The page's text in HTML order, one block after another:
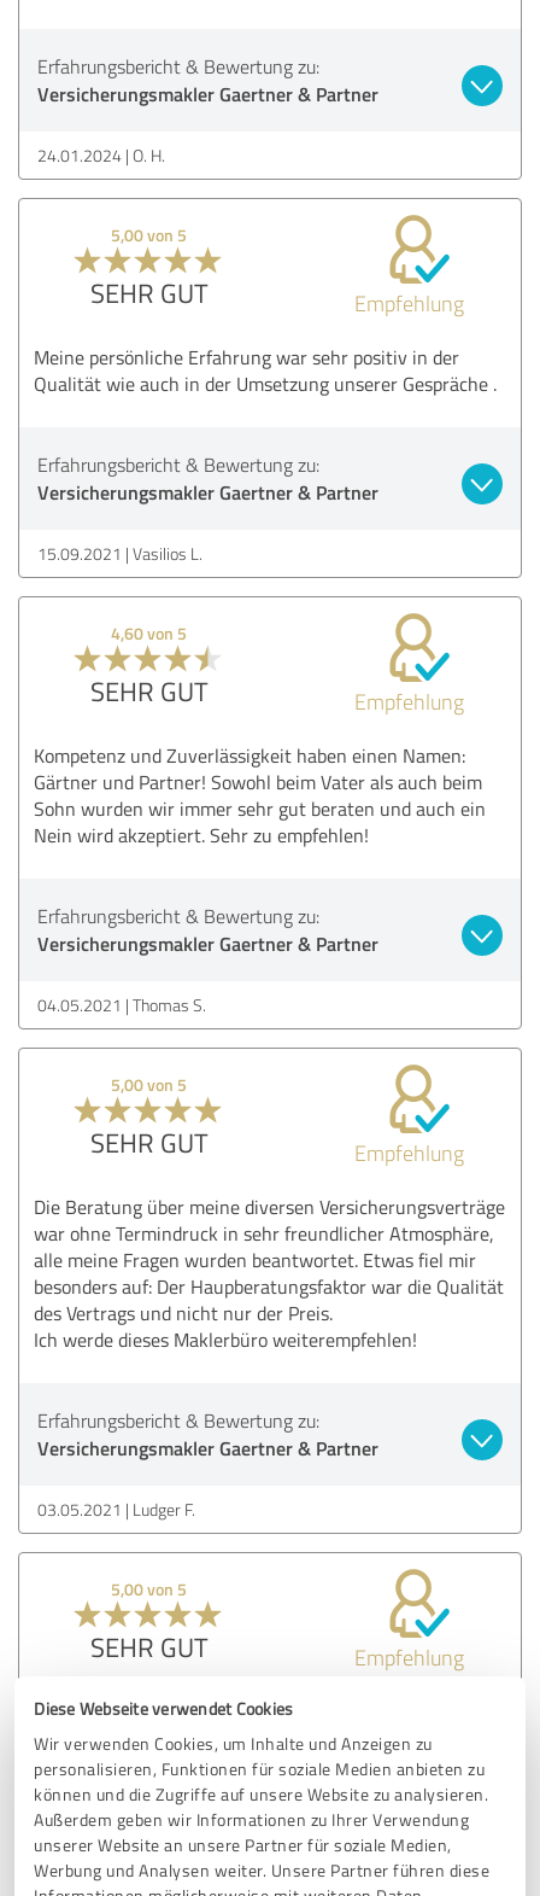
Diese Webseite verwendet Cookies
Wir verwenden Cookies, um Inhalte und Anzeigen zu
personalisieren, Funktionen für soziale Medien anbieten zu
können und die Zugriffe auf unsere Website zu analysieren.
Außerdem geben wir Informationen zu Ihrer Verwendung
unserer Website an unsere Partner für soziale Medien,
Werbung und Analysen weiter. Unsere Partner führen diese
Erfahrungsbericht & Bewertung zu:
Versicherungsmakler Gaertner & Partner
24.01.2024 O. H.
5,00 von 5
SEHR GUT Empfehlung
Meine persönliche Erfahrung war sehr positiv in der
Qualität wie auch in der Umsetzung unserer Gespräche .
Erfahrungsbericht & Bewertung zu:
Versicherungsmakler Gaertner & Partner
15.09.2021 Vasilios L.
4,60 von 5
SEHR GUT Empfehlung
Kompetenz und Zuverlässigkeit haben einen Namen:
Gärtner und Partner! Sowohl beim Vater als auch beim
Sohn wurden wir immer sehr gut beraten und auch ein
Nein wird akzeptiert. Sehr zu empfehlen!
Erfahrungsbericht & Bewertung zu:
Versicherungsmakler Gaertner & Partner
04.05.2021 Thomas S.
5,00 von 5
SEHR GUT Empfehlung
Die Beratung über meine diversen Versicherungsverträge
war ohne Termindruck in sehr freundlicher Atmosphäre,
alle meine Fragen wurden beantwortet. Etwas fiel mir
besonders auf: Der Haupberatungsfaktor war die Qualität
des Vertrags und nicht nur der Preis.
Ich werde dieses Maklerbüro weiterempfehlen!
Erfahrungsbericht & Bewertung zu:
Versicherungsmakler Gaertner & Partner
03.05.2021 Ludger F.
5,00 von 5
SEHR GUT Empfehlung
Die beste Beratung die ich je bekommen habe. Sehr
freundlich und zuvorkommend!
Erfahrungsbericht & Bewertung zu:
Versicherungsmakler Gaertner & Partner